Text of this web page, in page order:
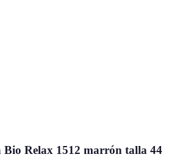
Bio Relax 1512 marrón talla 44